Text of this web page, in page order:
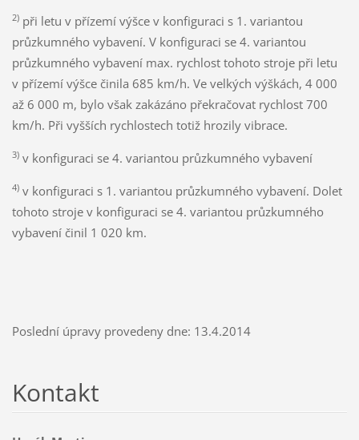
2)při letu v přízemí výšce v konfiguraci s 1. variantou
průzkumného vybavení. V konfiguraci se 4. variantou
průzkumného vybavení max. rychlost tohoto stroje při letu
v přízemí výšce činila 685 km/h. Ve velkých výškách, 4 000
až 6 000 m, bylo však zakázáno překračovat rychlost 700
km/h. Při vyšších rychlostech totiž hrozily vibrace.
3)v konfiguraci se 4. variantou průzkumného vybavení
4)v konfiguraci s 1. variantou průzkumného vybavení. Dolet
tohoto stroje v konfiguraci se 4. variantou průzkumného
vybavení činil 1 020 km.
Poslední úpravy provedeny dne: 13.4.2014
Kontakt